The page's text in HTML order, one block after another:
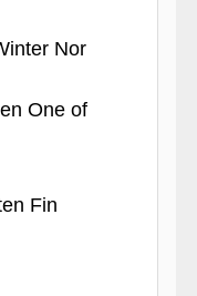
Nor
One of
Fin